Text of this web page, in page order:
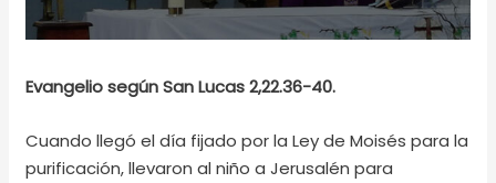
Evangelio según San Lucas 2,22.36-40.
Cuando llegó el día fijado por la Ley de Moisés para la
purificación, llevaron al niño a Jerusalén para